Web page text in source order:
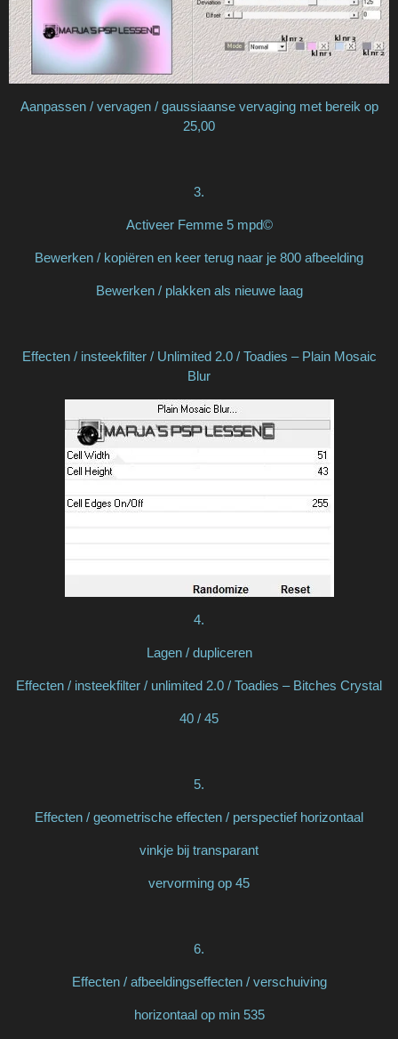
Aanpassen / vervagen / gaussiaanse vervaging met bereik op
25,00
3.
Activeer Femme 5 mpd©
Bewerken / kopiëren en keer terug naar je 800 afbeelding
Bewerken / plakken als nieuwe laag
Effecten / insteekfilter / Unlimited 2.0 / Toadies – Plain Mosaic
Blur
4.
Lagen / dupliceren
Effecten / insteekfilter / unlimited 2.0 / Toadies – Bitches Crystal
40 / 45
5.
Effecten / geometrische effecten / perspectief horizontaal
vinkje bij transparant
vervorming op 45
6.
Effecten / afbeeldingseffecten / verschuiving
horizontaal op min 535